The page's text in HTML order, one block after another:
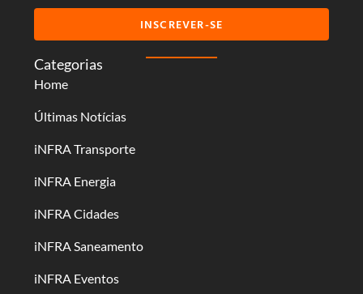
Categorias
Home
Últimas Notícias
iNFRA Transporte
iNFRA Energia
iNFRA Cidades
iNFRA Saneamento
iNFRA Eventos
INSCREVER-SE